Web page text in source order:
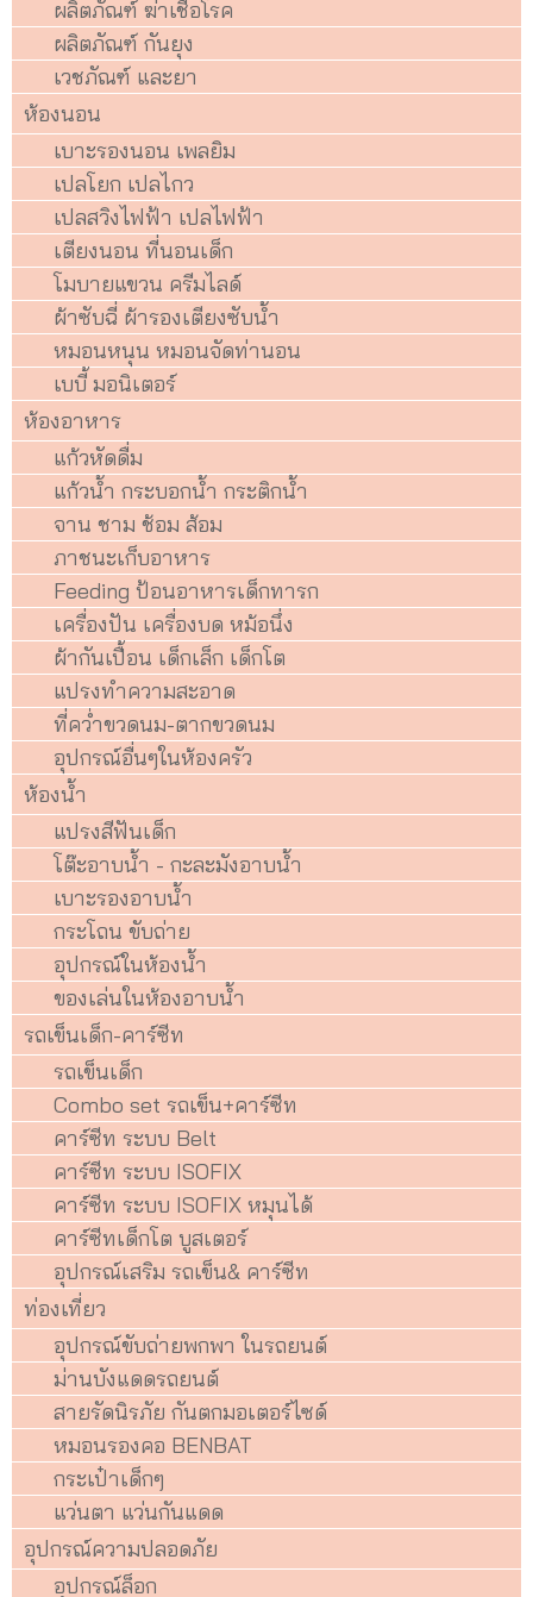
ผลิตภัณฑ์ ฆ่าเชื้อโรค
ผลิตภัณฑ์ กันยุง
เวชภัณฑ์ และยา
ห้องนอน
เบาะรองนอน เพลยิม
เปลโยก เปลไกว
เปลสวิงไฟฟ้า เปลไฟฟ้า
เตียงนอน ที่นอนเด็ก
โมบายแขวน ครีมไลด์
ผ้าซับฉี่ ผ้ารองเตียงซับน้ำ
หมอนหนุน หมอนจัดท่านอน
เบบี้ มอนิเตอร์
ห้องอาหาร
แก้วหัดดื่ม
แก้วน้ำ กระบอกน้ำ กระติกน้ำ
จาน ชาม ช้อม ส้อม
ภาชนะเก็บอาหาร
Feeding ป้อนอาหารเด็กทารก
เครื่องปัน เครื่องบด หม้อนึ่ง
ผ้ากันเปื้อน เด็กเล็ก เด็กโต
แปรงทำความสะอาด
ที่คว่ำขวดนม-ตากขวดนม
อุปกรณ์อื่นๆในห้องครัว
ห้องน้ำ
แปรงสีฟันเด็ก
โต๊ะอาบน้ำ - กะละมังอาบน้ำ
เบาะรองอาบน้ำ
กระโถน ขับถ่าย
อุปกรณ์ในห้องน้ำ
ของเล่นในห้องอาบน้ำ
รถเข็นเด็ก-คาร์ซีท
รถเข็นเด็ก
Combo set รถเข็น+คาร์ซีท
คาร์ซีท ระบบ Belt
คาร์ซีท ระบบ ISOFIX
คาร์ซีท ระบบ ISOFIX หมุนได้
คาร์ซีทเด็กโต บูสเตอร์
อุปกรณ์เสริม รถเข็น& คาร์ซีท
ท่องเที่ยว
อุปกรณ์ขับถ่ายพกพา ในรถยนต์
ม่านบังแดดรถยนต์
สายรัดนิรภัย กันตกมอเตอร์ไซด์
หมอนรองคอ BENBAT
กระเป๋าเด็กๆ
แว่นตา แว่นกันแดด
อุปกรณ์ความปลอดภัย
อุปกรณ์ล็อก